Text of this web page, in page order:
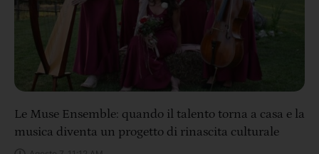
Le Muse Ensemble: quando il talento torna a casa e la
musica diventa un progetto di rinascita culturale